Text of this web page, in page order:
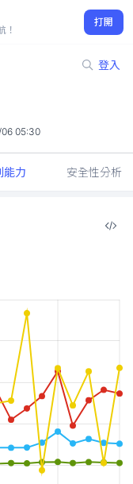
！
打開
登入
05:30
能力 安全性分析